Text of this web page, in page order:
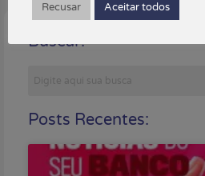
Buscar:
Posts Recentes:
Recusar Aceitar todos